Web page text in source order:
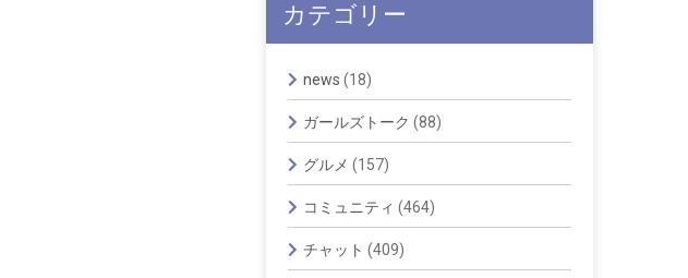
カテゴリー
news (18)
ガールズトーク (88)
グルメ (157)
コミュニティ (464)
チャット (409)